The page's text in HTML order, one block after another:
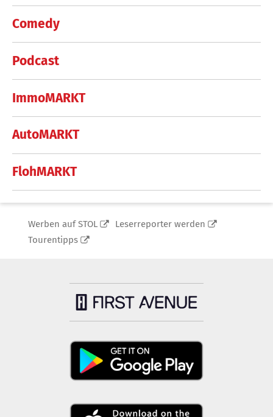
Comedy
Podcast
ImmoMARKT
AutoMARKT
FlohMARKT
Werben auf STOL
Leserreporter werden
Tourentipps